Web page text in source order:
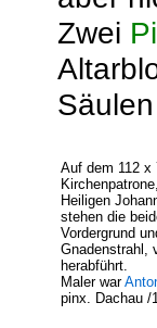
Zwei
Auf dem 112 x
Heiligen
stehen die
Vordergrund
Gnadenstrahl,
herabführt.
Maler war
pinx. Dachau /